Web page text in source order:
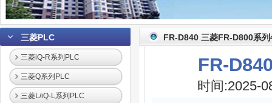
三菱PLC
三菱iQ-R系列PLC
三菱Q系列PLC
三菱L/iQ-L系列PLC
FR-D840 三菱FR-D800系
FR-
时间:2025-